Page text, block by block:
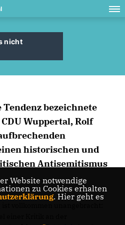
nicht
bezeichnete
Wuppertal, Rolf
historischen und
Antisemitismus
vollkommen unangebracht:
Website notwendige
zu Cookies erhalten
. Hier geht es